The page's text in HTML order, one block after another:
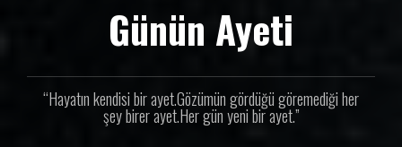
Günün Ayeti
“Hayatın kendisi bir ayet.Gözümün gördüğü göremediği her
şey birer ayet.Her gün yeni bir ayet.”